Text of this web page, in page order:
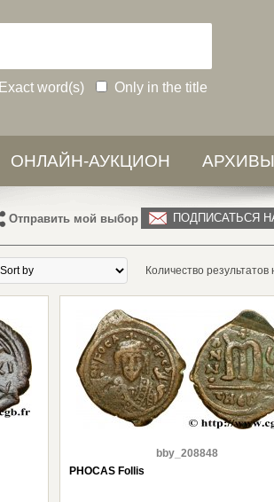
Exact word(s) Only in the title
ОНЛАЙН-АУКЦИОН АРХИВЫ
ПОДПИСАТЬСЯ
Отправить мой выбор
Количество результатов
bby_208848
PHOCAS Follis